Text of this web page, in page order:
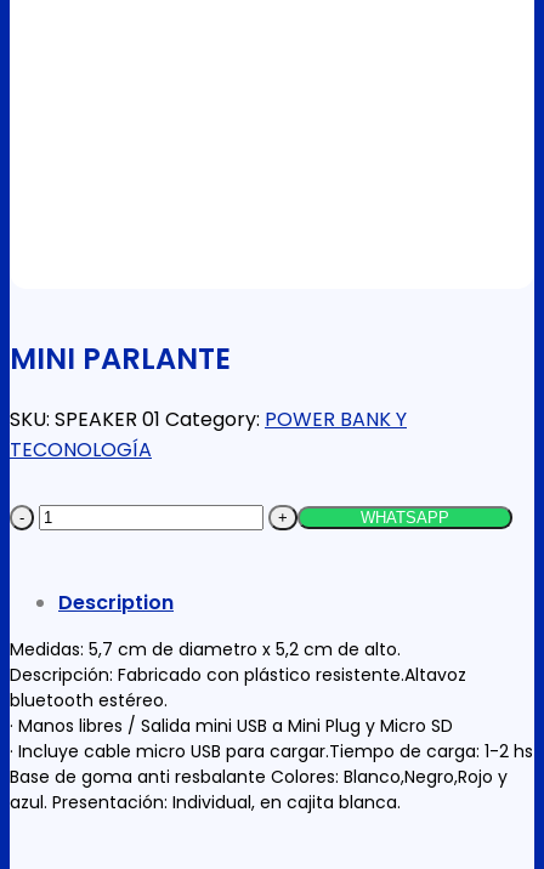
MINI PARLANTE
SKU: SPEAKER 01 Category: POWER BANK Y
TECONOLOGÍA
MINI
WHATSAPP
Description
Medidas: 5,7 cm de diametro x 5,2 cm de alto.
Descripción: Fabricado con plástico resistente.Altavoz
bluetooth estéreo.
· Manos libres / Salida mini USB a Mini Plug y Micro SD
· Incluye cable micro USB para cargar.Tiempo de carga: 1-2 hs
Base de goma anti resbalante Colores: Blanco,Negro,Rojo y
azul. Presentación: Individual, en cajita blanca.